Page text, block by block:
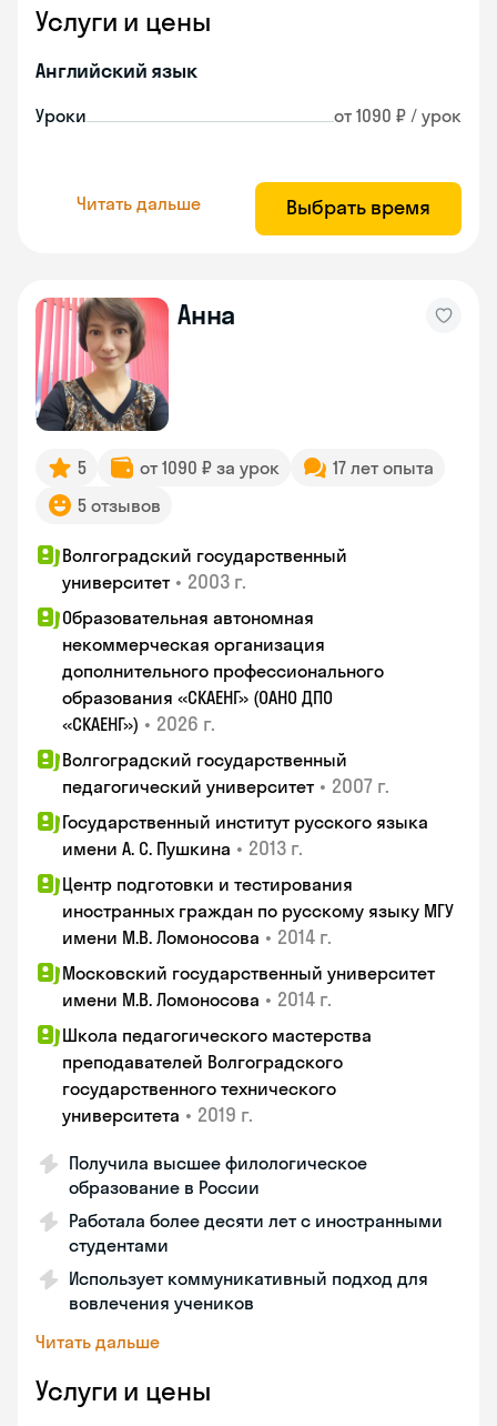
Услуги и цены
Английский язык
Уроки от 1090 ₽ / урок
Читать дальше Выбрать время
Анна
5 от 1090 ₽ за урок
17 лет опыта
5 отзывов
Волгоградский государственный
университет • 2003 г.
Образовательная автономная
некоммерческая организация
дополнительного профессионального
образования «СКАЕНГ» (ОАНО ДПО
«СКАЕНГ») • 2026 г.
Волгоградский государственный
педагогический университет • 2007 г.
Государственный институт русского языка
имени А. С. Пушкина • 2013 г.
Центр подготовки и тестирования
иностранных граждан по русскому языку МГУ
имени М.В. Ломоносова • 2014 г.
Московский государственный университет
имени М.В. Ломоносова • 2014 г.
Школа педагогического мастерства
преподавателей Волгоградского
государственного технического
университета • 2019 г.
Получила высшее филологическое
образование в России
Работала более десяти лет с иностранными
студентами
Использует коммуникативный подход для
вовлечения учеников
Читать дальше
Услуги и цены